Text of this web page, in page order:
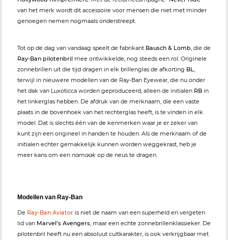
van het merk wordt dit accessoire voor mensen die niet met minder
genoegen nemen nogmaals onderstreept.
Tot op de dag van vandaag speelt de fabrikant Bausch & Lomb, die de
Ray-Ban pilotenbril mee ontwikkelde, nog steeds een rol. Originele
zonnebrillen uit die tijd dragen in elk brillenglas de afkorting BL,
terwijl in nieuwere modellen van de Ray-Ban Eyewear, die nu onder
het dak van Luxoticca worden geproduceerd, alleen de initialen RB in
het linkerglas hebben. De afdruk van de merknaam, die een vaste
plaats in de bovenhoek van het rechterglas heeft, is te vinden in elk
model. Dat is slechts één van de kenmerken waar je er zeker van
kunt zijn een origineel in handen te houden. Als de merknaam of de
initialen echter gemakkelijk kunnen worden weggekrast, heb je
meer kans om een namaak op de neus te dragen.
Modellen van Ray-Ban
De Ray-Ban Aviator is niet de naam van een superheld en vergeten
lid van Marvel’s Avengers, maar een echte zonnebrillenklassieker. De
pilotenbril heeft nu een absoluut cultkarakter, is ook verkrijgbaar met